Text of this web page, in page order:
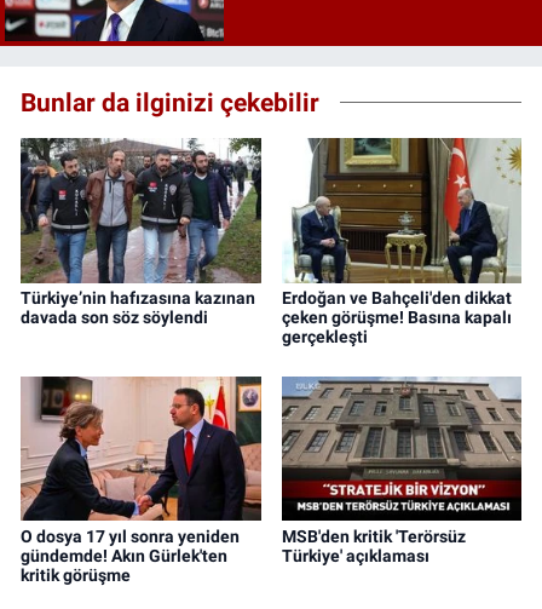
Bunlar da ilginizi çekebilir
Türkiye’nin hafızasına kazınan
davada son söz söylendi
Erdoğan ve Bahçeli'den dikkat
çeken görüşme! Basına kapalı
gerçekleşti
O dosya 17 yıl sonra yeniden
gündemde! Akın Gürlek'ten
kritik görüşme
MSB'den kritik 'Terörsüz
Türkiye' açıklaması